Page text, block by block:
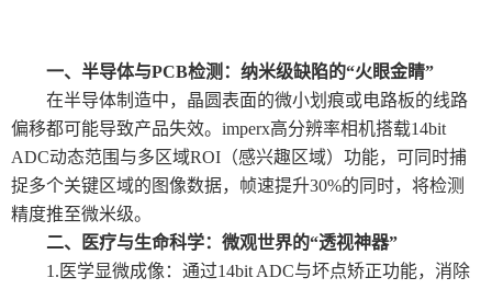
一、半导体与PCB检测：纳米级缺陷的“火眼金睛”
在半导体制造中，晶圆表面的微小划痕或电路板的线路
偏移都可能导致产品失效。imperx高分辨率相机搭载14bit
ADC动态范围与多区域ROI（感兴趣区域）功能，可同时捕
捉多个关键区域的图像数据，帧速提升30%的同时，将检测
精度推至微米级。
二、医疗与生命科学：微观世界的“透视神器”
1.医学显微成像：通过14bit ADC与坏点矫正功能，消除